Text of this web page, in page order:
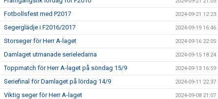
Fotbollsfest med P2017 2024-09-21 12:23
Segerglädje i F2016/2017 2024-09-19 16:46
Storseger för Herr A-laget 2024-09-16 22:05
Damlaget utmanade serieledarna 2024-09-15 18:24
Toppmatch för Herr A-laget på söndag 15/9 2024-09-13 16:59
Seriefinal för Damlaget på lördag 14/9 2024-09-11 22:37
Viktig seger för Herr A-laget 2024-09-08 21:07